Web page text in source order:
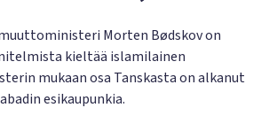
Morten Bødskov on
kieltää islamilainen
mukaan osa Tanskasta on alkanut
esikaupunkia.